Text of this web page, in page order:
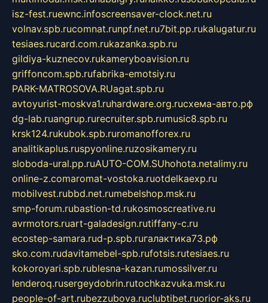
isz-fest.ruewnc.infoscreensaver-clock.net.ru
volnav.spb.rucomnat.runpf.net.ru7bit.pp.rukalugatur.ru
tesiaes.rucard.com.rukazanka.spb.ru
gildiya-kuznecov.rukameryboavision.ru
griffoncom.spb.rufabrika-emotsiy.ru
PARK-MATROSOVA.RUagat.spb.ru
avtoyurist-moskva1.ruhardware.org.ruсхема-авто.рф
dg-lab.ruangrup.rurecruiter.spb.rumusic8.spb.ru
krsk124.rukubok.spb.ruromanofforex.ru
analitikaplus.ruspyonline.ruzosikamery.ru
sloboda-ural.pp.ruAUTO-COM.SUhohota.netalimy.ru
online-z.comaromat-vostoka.ruotdelkaexp.ru
mobilvest.rubbd.net.rumebelshop.msk.ru
smp-forum.rubastion-td.rukosmoscreative.ru
avrmotors.ruart-galadesign.rutiffany-c.ru
ecostep-samara.rud-p.spb.ruгалактика73.рф
sko.com.rudavitamebel-spb.rufotsis.rutesiaes.ru
kokoroyari.spb.rublesna-kazan.rumossilver.ru
lenderoq.rusergeydobrin.rutochkazvuka.msk.ru
people-of-art.rubezzubova.ruclubtibet.ruorior-aks.ru